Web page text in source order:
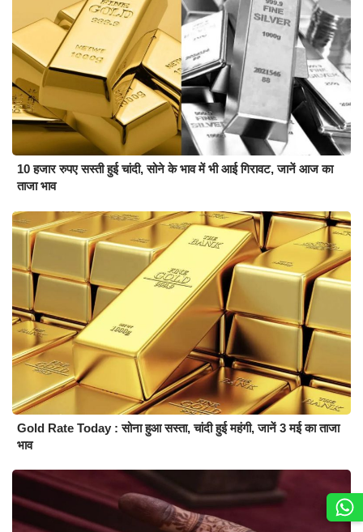
10 हजार रुपए सस्ती हुई चांदी, सोने के भाव में भी आई गिरावट, जानें आज का
ताजा भाव
Gold Rate Today : सोना हुआ सस्ता, चांदी हुई महंगी, जानें 3 मई का ताजा
भाव